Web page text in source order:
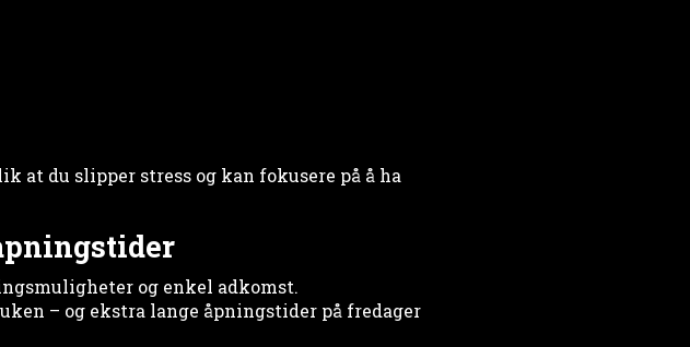
at du slipper stress og kan fokusere på å ha
og enkel adkomst.
– og ekstra lange åpningstider på fredager